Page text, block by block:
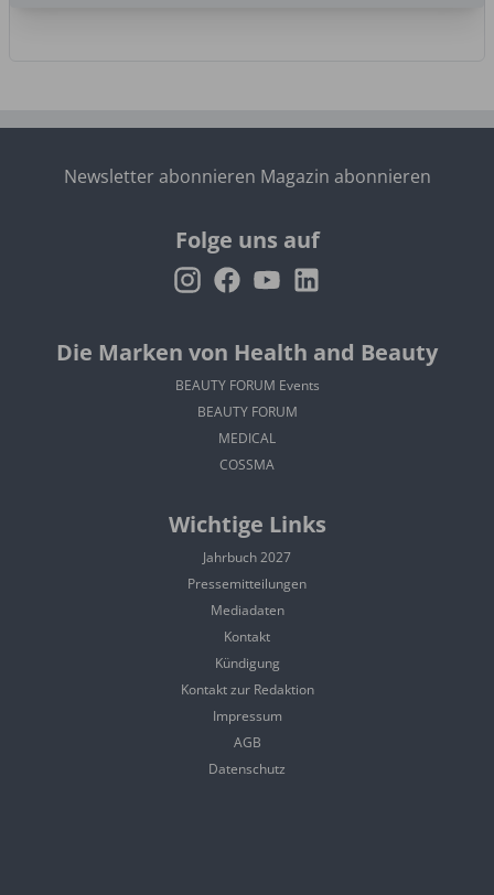
Newsletter abonnieren Magazin abonnieren
Folge uns auf
Die Marken von Health and Beauty
BEAUTY FORUM Events
BEAUTY FORUM
MEDICAL
COSSMA
Wichtige Links
Jahrbuch 2027
Pressemitteilungen
Mediadaten
Kontakt
Kündigung
Kontakt zur Redaktion
Impressum
AGB
Datenschutz